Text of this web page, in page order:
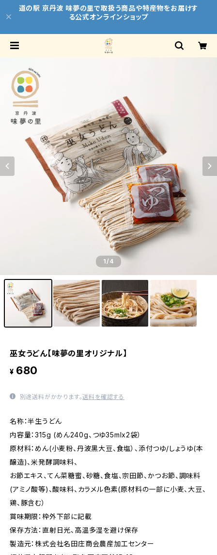
道の駅 京丹波 味夢の里で取扱う商品や特産物をお届けす
る公式オンラインショップ
1/4
巫女うどん【味夢の里オリジナル】
¥ 680
別途送料がかかります。送料を確認する
名称：半生うどん
内容量：315g (めん240g、つゆ35mlx2袋）
原材料：めん(小麦粉、丹波黑大豆、食塩）、添付つゆ/しょうゆ(本
醸造)、米発酵調味料、
お節エキス、てん菜糖蜜、砂糖、食塩、宗田節、かつお節、調味料
(アミノ酸等)、酸味料、カラメル色素(原材料の一部に小麦、大豆、
鶏、豚含む）
賞味期限：枠外下部に記載
保存方法：直射日光、高温多湿を避け保存
製造元：株式会社名田庄商会農産加工センター